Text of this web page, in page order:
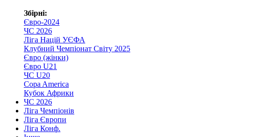
Збірні:
Євро-2024
ЧС 2026
Ліга Націй УЄФА
Клубний Чемпіонат Світу 2025
Євро (жінки)
Євро U21
ЧС U20
Copa America
Кубок Африки
ЧС 2026
Ліга Чемпіонів
Ліга Європи
Ліга Конф.